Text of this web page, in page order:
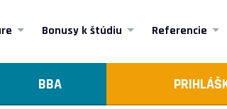
Bonusy k štúdiu Referencie
BBA